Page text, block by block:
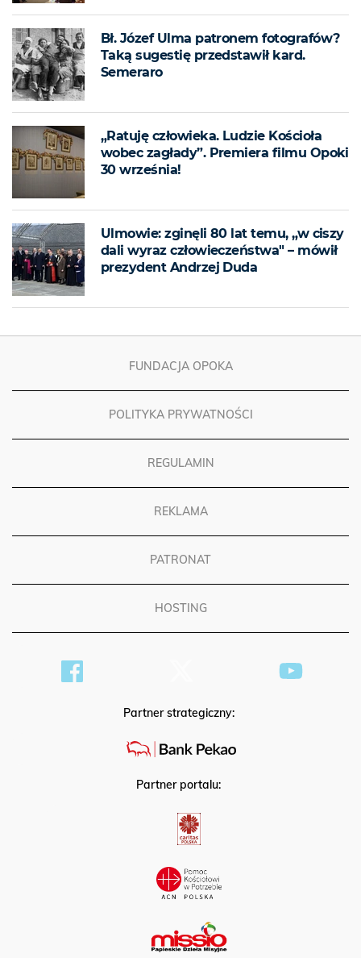
Bł. Józef Ulma patronem fotografów?
Taką sugestię przedstawił kard.
Semeraro
„Ratuję człowieka. Ludzie Kościoła
wobec zagłady”. Premiera filmu Opoki
30 września!
Ulmowie: zginęli 80 lat temu, „w ciszy
dali wyraz człowieczeństwa" – mówił
prezydent Andrzej Duda
FUNDACJA OPOKA
POLITYKA PRYWATNOŚCI
REGULAMIN
REKLAMA
PATRONAT
HOSTING
Partner strategiczny:
Partner portalu: